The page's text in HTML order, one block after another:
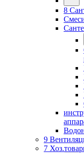
8
9
7